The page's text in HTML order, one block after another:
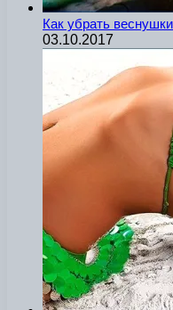
Как убрать
03.10.2017